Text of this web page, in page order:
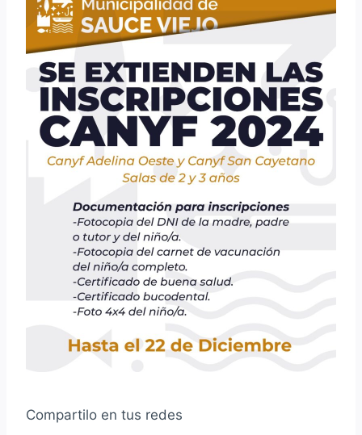
Compartilo en tus redes